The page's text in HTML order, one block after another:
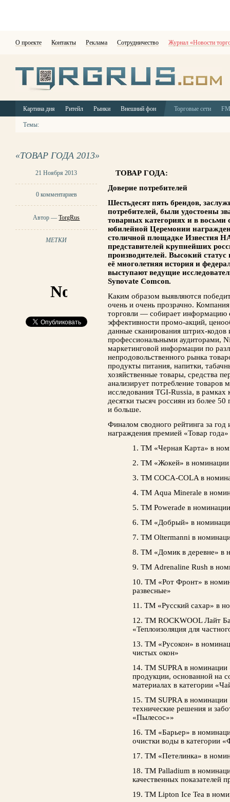
О проекте Контакты Реклама Сотрудничество Журнал «Новости
Картина дня Ритейл Рынки Внешний фон Торговые сети
Темы:
«ТОВАР ГОДА 2013»
21 Ноября 2013
0 комментариев
Автор —TorgRus
МЕТКИ
ТОВАР ГОДА:
Доверие потребителей
Шестьдесят пять брендов,
потребителей, были удостоены
товарных категориях и в
юбилейной Церемонии
столичной площадке Известия
представителей крупнейших
производителей. Высокий
её многолетняя история и
выступают ведущие
Synovate Comcon.
Каким образом выявляются
очень и очень прозрачно.
торговли — собирает информацию
эффективности промо-акций,
данные сканирования штрих-
профессиональными аудиторами,
маркетинговой информации по
непродовольственного рынка
продукты питания, напитки,
хозяйственные товары, средства
анализирует потребление товаров
исследования TGI-Russia, в
десятки тысяч россиян из более
и больше.
Финалом сводного рейтинга за год
награждения премией «Товар
1. ТМ «Черная Карта» в
2. ТМ «Жокей» в
3. ТМ COCA-COLA в
4. ТМ Aqua Minerale в
5. ТМ Powerade в
6. ТМ «Добрый» в
7. ТМ Oltermanni в
8. ТМ «Домик в деревне» в
9. ТМ Adrenaline Rush в
10. ТМ «Рот Фронт» в
развесные»
11. ТМ «Русский сахар» в
12. ТМ ROCKWOOL Лайт
«Теплоизоляция для
13. ТМ «Русокон» в
чистых окон»
14. ТМ SUPRA в номинации
продукции, основанной на
материалах в категории
15. ТМ SUPRA в номинации
технические решения и
«Пылесос»»
16. ТМ «Барьер» в
очистки воды в категории
17. ТМ «Петелинка» в
18. ТМ Palladium в
качественных показателей
19. ТМ Lipton Ice Tea в